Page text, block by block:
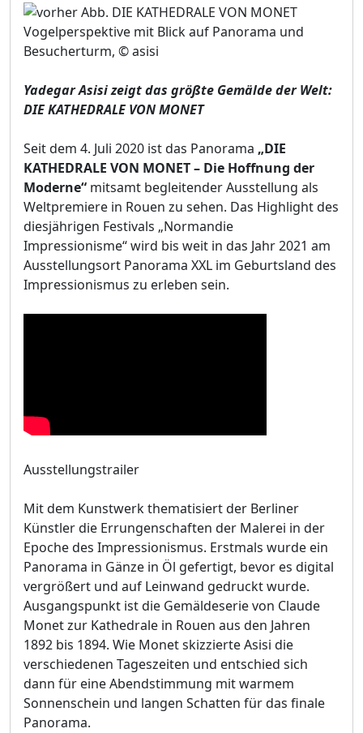
Vogelperspektive mit Blick auf Panorama und
Besucherturm, © asisi
Yadegar Asisi zeigt das größte Gemälde der Welt:
DIE KATHEDRALE VON MONET
Seit dem 4. Juli 2020 ist das Panorama „DIE
KATHEDRALE VON MONET – Die Hoffnung der
Moderne“ mitsamt begleitender Ausstellung als
Weltpremiere in Rouen zu sehen. Das Highlight des
diesjährigen Festivals „Normandie
Impressionisme“ wird bis weit in das Jahr 2021 am
Ausstellungsort Panorama XXL im Geburtsland des
Impressionismus zu erleben sein.
Ausstellungstrailer
Mit dem Kunstwerk thematisiert der Berliner
Künstler die Errungenschaften der Malerei in der
Epoche des Impressionismus. Erstmals wurde ein
Panorama in Gänze in Öl gefertigt, bevor es digital
vergrößert und auf Leinwand gedruckt wurde.
Ausgangspunkt ist die Gemäldeserie von Claude
Monet zur Kathedrale in Rouen aus den Jahren
1892 bis 1894. Wie Monet skizzierte Asisi die
verschiedenen Tageszeiten und entschied sich
dann für eine Abendstimmung mit warmem
Sonnenschein und langen Schatten für das finale
Panorama.